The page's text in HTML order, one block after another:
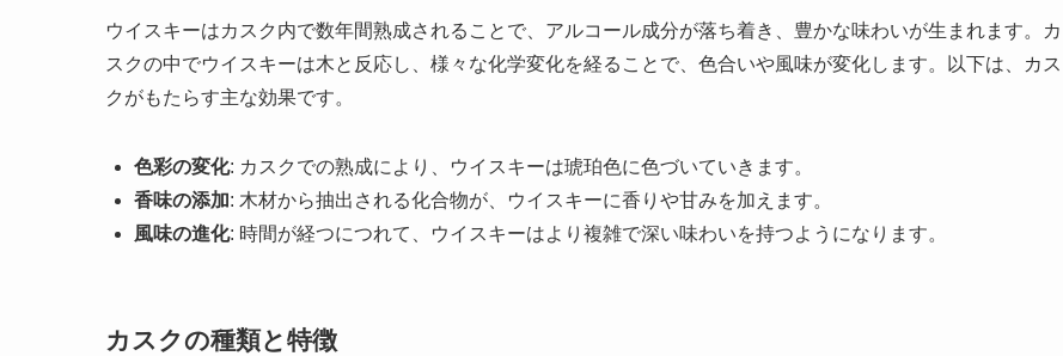
ウイスキーはカスク内で数年間熟成されることで、アルコール成分が落ち着き、豊かな味わいが生まれます。カ
スクの中でウイスキーは木と反応し、様々な化学変化を経ることで、色合いや風味が変化します。以下は、カス
クがもたらす主な効果です。
色彩の変化: カスクでの熟成により、ウイスキーは琥珀色に色づいていきます。
香味の添加: 木材から抽出される化合物が、ウイスキーに香りや甘みを加えます。
風味の進化: 時間が経つにつれて、ウイスキーはより複雑で深い味わいを持つようになります。
カスクの種類と特徴